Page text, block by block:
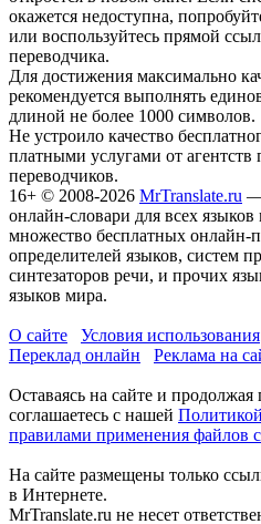
окажется недоступна,
или воспользуйтесь прямой
переводчика.
Для достижения максимально
рекомендуется выполнять
длиной не более 1000 символов.
Не устроило качество
платными услугами от агентств
переводчиков.
16+ © 2008-2026 MrTranslate.ru —
онлайн-словари для всех
множество бесплатных онлайн-
определителей языков, систем
синтезаторов речи, и прочих
языков мира.
О сайте Условия использования
Переклад онлайн
Реклама на
Оставаясь на сайте и
соглашаетесь с нашей
правилами применения файлов
На сайте размещены только
в Интернете.
MrTranslate.ru не несет